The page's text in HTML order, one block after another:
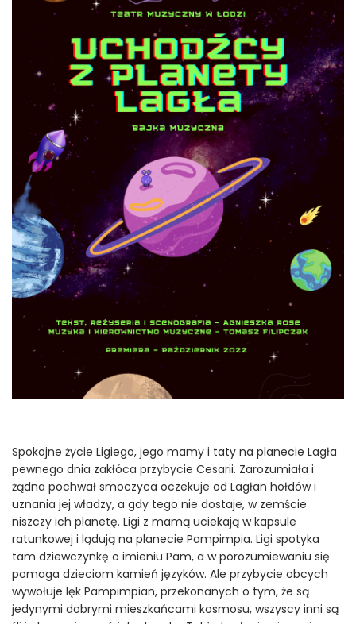
Spokojne życie Ligiego, jego mamy i taty na planecie Lagła
pewnego dnia zakłóca przybycie Cesarii. Zarozumiała i
żądna pochwał smoczyca oczekuje od Lagłan hołdów i
uznania jej władzy, a gdy tego nie dostaje, w zemście
niszczy ich planetę. Ligi z mamą uciekają w kapsule
ratunkowej i lądują na planecie Pampimpia. Ligi spotyka
tam dziewczynkę o imieniu Pam, a w porozumiewaniu się
pomaga dzieciom kamień języków. Ale przybycie obcych
wywołuje lęk Pampimpian, przekonanych o tym, że są
jedynymi dobrymi mieszkańcami kosmosu, wszyscy inni są